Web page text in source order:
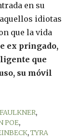
en su
idiotas
que la vida
ex pringado,
que
su móvil
,
POE,
,TYRA